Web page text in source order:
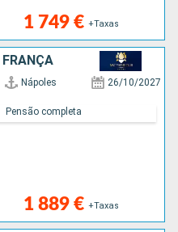
1 749 € +Taxas
Nápoles 26/10/2027
1 889 € +Taxas
Pensão completa